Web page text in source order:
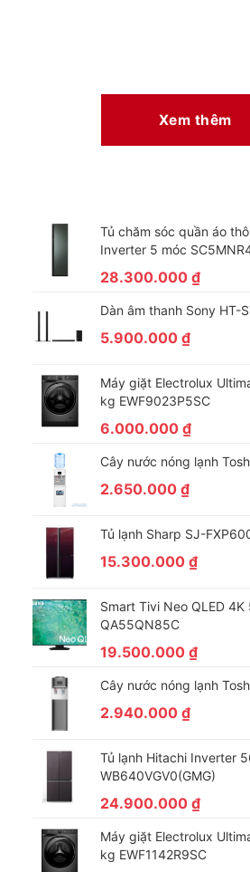
Xem thêm
Tủ chăm sóc quần áo
Inverter 5 móc
28.300.000 ₫
Dàn âm thanh Sony HT-
5.900.000 ₫
Máy giặt Electrolux
kg EWF9023P5SC
6.000.000 ₫
Cây nước nóng lạnh
2.650.000 ₫
Tủ lạnh Sharp SJ-
15.300.000 ₫
Smart Tivi Neo QLED
QA55QN85C
19.500.000 ₫
Cây nước nóng lạnh
2.940.000 ₫
Tủ lạnh Hitachi Inverter
WB640VGV0(GMG)
24.900.000 ₫
Máy giặt Electrolux
kg EWF1142R9SC